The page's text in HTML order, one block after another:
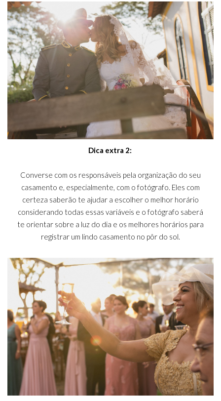
Dica extra 2:
Converse com os responsáveis pela organização do seu
casamento e, especialmente, com o fotógrafo. Eles com
certeza saberão te ajudar a escolher o melhor horário
considerando todas essas variáveis e o fotógrafo saberá
te orientar sobre a luz do dia e os melhores horários para
registrar um lindo casamento no pôr do sol.